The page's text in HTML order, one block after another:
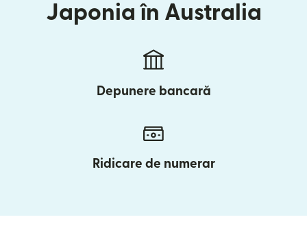
Japonia în Australia
Depunere bancară
Ridicare de numerar